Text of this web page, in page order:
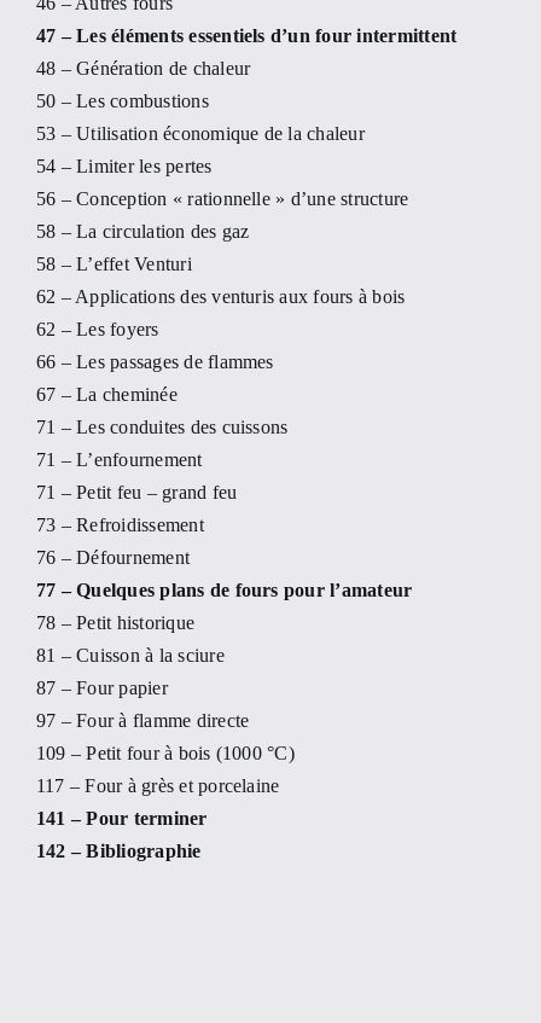
47 – Les éléments essentiels d’un four intermittent
48 – Génération de chaleur
50 – Les combustions
53 – Utilisation économique de la chaleur
54 – Limiter les pertes
56 – Conception « rationnelle » d’une structure
58 – La circulation des gaz
58 – L’effet Venturi
62 – Applications des venturis aux fours à bois
62 – Les foyers
66 – Les passages de flammes
67 – La cheminée
71 – Les conduites des cuissons
71 – L’enfournement
71 – Petit feu – grand feu
73 – Refroidissement
76 – Défournement
77 – Quelques plans de fours pour l’amateur
78 – Petit historique
81 – Cuisson à la sciure
87 – Four papier
97 – Four à flamme directe
109 – Petit four à bois (1000 °C)
117 – Four à grès et porcelaine
141 – Pour terminer
142 – Bibliographie